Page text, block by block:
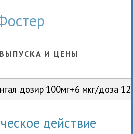
И ЦЕНЫ
дозир 100мг+6 мкг/доза
действие